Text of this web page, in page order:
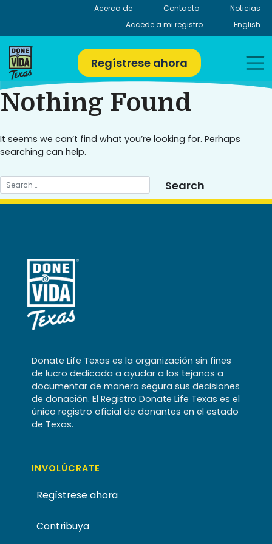
Acerca de Contacto
Noticias
Accede a mi registro
English
Regístrese ahora
Nothing Found
It seems we can’t find what you’re looking for. Perhaps
searching can help.
Donate Life Texas es la organización sin fines
de lucro dedicada a ayudar a los tejanos a
documentar de manera segura sus decisiones
de donación. El Registro Donate Life Texas es el
único registro oficial de donantes en el estado
de Texas.
INVOLÚCRATE
Regístrese ahora
Contribuya